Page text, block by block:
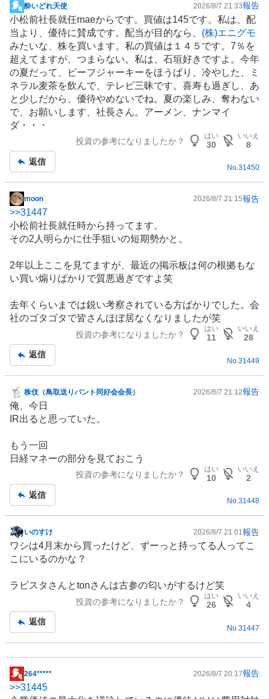
掲
示
板
記
事
酔いどれ天使 2026/8/7 21:33報告
小松前社長就任maeからです。買値は145です。私は、配
当より、優待に賛成です。配当が目的なら、 (株)エニグモ
みたいな、株を買います。私の買値は１４５です。7％を
超えてますが、つまらない。私は、石垣好きですよ。今年
の夏だって、ビーフジャーキーをほうばり、冷やした、ミ
ネラル麦茶を飲んで、テレビ三昧です。喜寿も過ぎし、あ
と少しだから、優待やめないでね。夏の楽しみ、奪わない
で、お願いします、社長さん。アーメン、ナンマイ
ダ・・・
投資の参考になりましたか？
はい
30
いいえ
8
返信
No.31450
掲
示
板
記
moon 2026/8/7 21:15報告
>>31447
小松前社長就任時から持ってます。
その2人明らかに仕手狙いの短期勢かと。
2年以上ここを見てますが、最近の掲示板は何の根拠もな
い買い煽りばかりで質悪過ぎですよ笑
去年くらいまでは鋭い考察されている方ばかりでした。会
社のゴタゴタで皆さんほぼ居なくなりましたが笑
投資の参考になりましたか？
はい
11
いいえ
28
返信
No. 31449
掲
示
板
事
株伎（鳥取送りバント同好会会長） 2026/8/7 21:12報告
俺、今日
IR出ると思っていた。
もう一回
日経マネーの部分を見ておこう
投資の参考になりましたか？
はい
10
いいえ
2
返信
No.31448
掲
示
板
事
いのすけ 2026/8/7 21:01報告
ワシは4月末から買ったけど、ずーっと持ってる人ってこ
こにいるのかな？
ラビスタさんとtonさんは古参の匂いがするけど笑
投資の参考になりましたか？
はい
26
いいえ
4
返信
No. 31447
掲
示
264***** 2026/8/7 20:17報告
>>31445